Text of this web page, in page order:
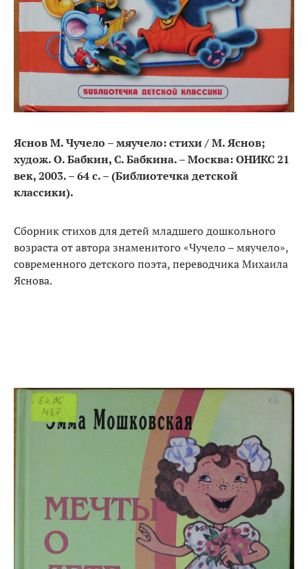
Яснов М. Чучело – мяучело: стихи / М. Яснов;
худож. О. Бабкин, С. Бабкина. – Москва: ОНИКС 21
век, 2003. – 64 с. – (Библиотечка детской
классики).
Сборник стихов для детей младшего дошкольного
возраста от автора знаменитого «Чучело – мяучело»,
современного детского поэта, переводчика Михаила
Яснова.